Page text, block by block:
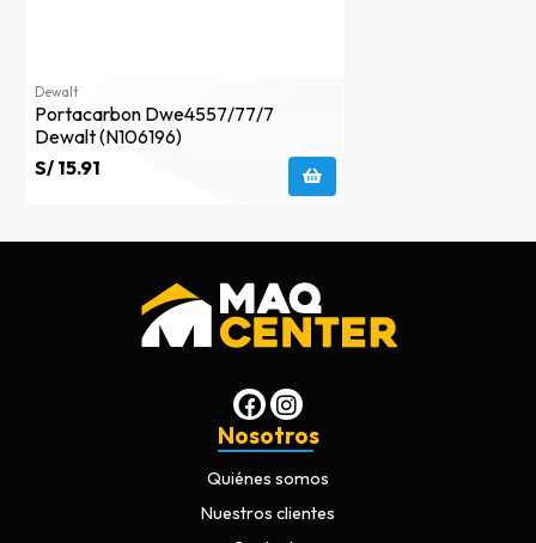
Dewalt
Portacarbon Dwe4557/77/7
Dewalt (n106196)
S/ 15.91
Nosotros
Quiénes somos
Nuestros clientes